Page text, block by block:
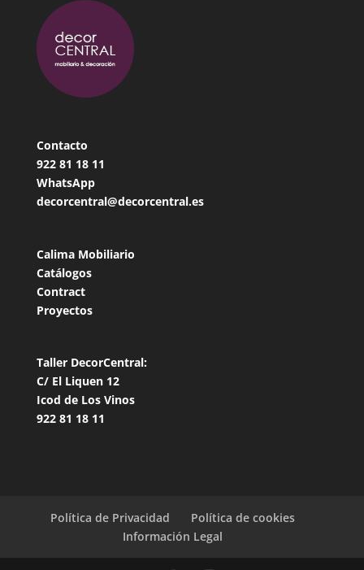
Contacto
922 81 18 11
WhatsApp
decorcentral@decorcentral.es
Calima Mobiliario
Catálogos
Contract
Proyectos
Taller DecorCentral:
C/ El Liquen 12
Icod de Los Vinos
922 81 18 11
Política de Privacidad
Política de cookies
Información Legal